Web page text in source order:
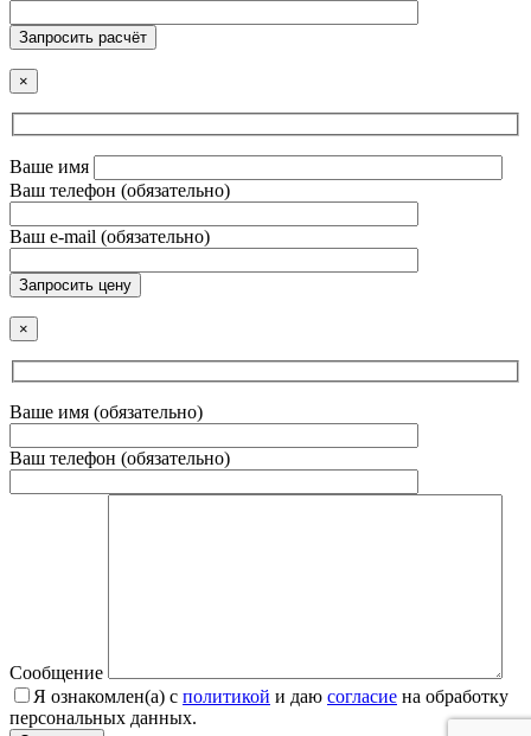
Запросить расчёт
×
Ваше имя
Ваш телефон (обязательно)
Ваш e-mail (обязательно)
Запросить цену
×
Ваше имя (обязательно)
Ваш телефон (обязательно)
Сообщение
Я ознакомлен(а) с политикой и даю согласие на обработку
персональных данных.